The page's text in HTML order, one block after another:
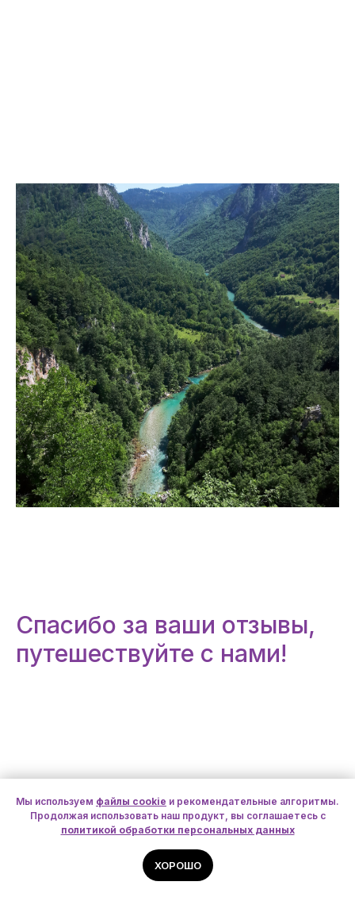
Мы используем файлы cookie и рекомендательные алгоритмы.
Продолжая использовать наш продукт, вы соглашаетесь с
политикой обработки персональных данных
ХОРОШО
Спасибо за ваши отзывы,
путешествуйте с нами!